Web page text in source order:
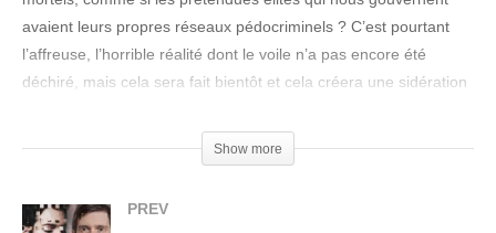
avaient leurs propres réseaux pédocriminels ? C’est pourtant
l’affreuse, l’horrible réalité dont le voile n’a pas encore été
déchiré, mais cela sera fait bientôt et cela créera une sidération
Liens pour nous suivre (pensez à vous abonner), et pour
individuelle et planétaire !
Show more
PREV